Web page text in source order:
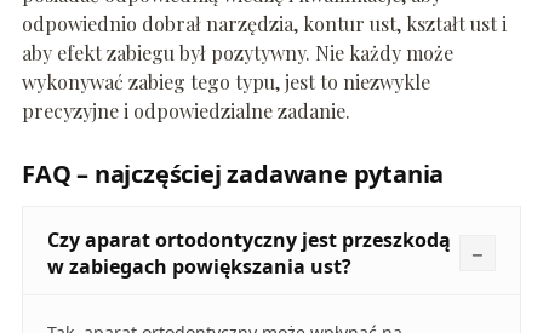
odpowiednio dobrał narzędzia, kontur ust, kształt ust i
aby efekt zabiegu był pozytywny. Nie każdy może
wykonywać zabieg tego typu, jest to niezwykle
precyzyjne i odpowiedzialne zadanie.
FAQ – najczęściej zadawane pytania
Czy aparat ortodontyczny jest przeszkodą
w zabiegach powiększania ust?